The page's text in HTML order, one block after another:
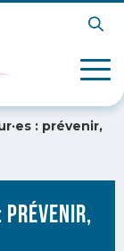
: prévenir,
prévenir,